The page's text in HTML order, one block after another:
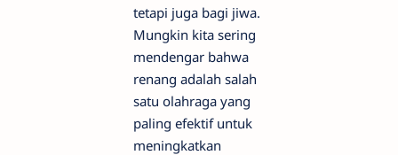
tetapi juga bagi jiwa.
Mungkin kita sering
mendengar bahwa
renang adalah salah
satu olahraga yang
paling efektif untuk
meningkatkan